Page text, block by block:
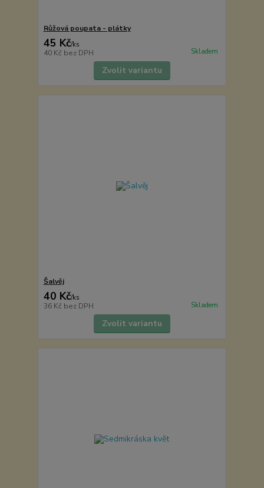
Růžová poupata - plátky
45 Kč/ks
40 Kč bez DPH Skladem
Zvolit variantu
Šalvěj
40 Kč/ks
36 Kč bez DPH Skladem
Zvolit variantu